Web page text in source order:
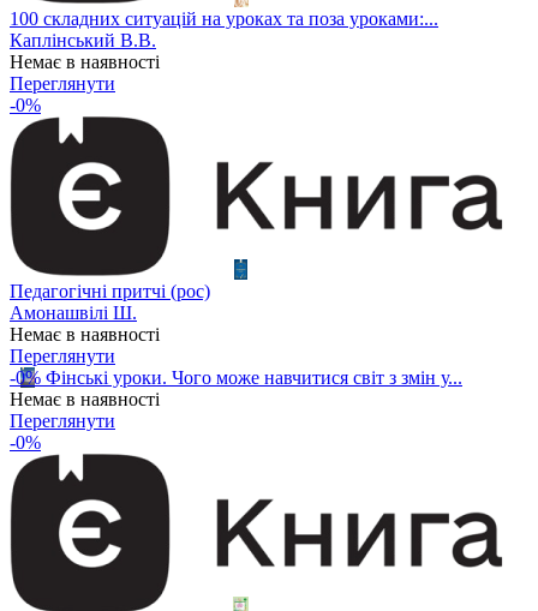
100 складних ситуацій на уроках та поза уроками:...
Каплінський В.В.
Немає в наявності
Переглянути
-0%
Педагогічні притчі (рос)
Амонашвілі Ш.
Немає в наявності
Переглянути
-0% Фінські уроки. Чого може навчитися світ з змін у...
Немає в наявності
Переглянути
-0%